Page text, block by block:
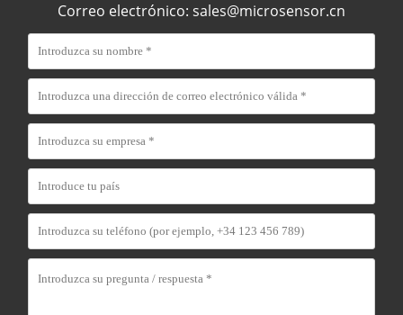
Correo electrónico: sales@microsensor.cn